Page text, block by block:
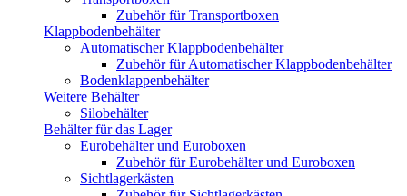
Zubehör für Transportboxen
Klappbodenbehälter
Automatischer Klappbodenbehälter
Zubehör für Automatischer Klappbodenbehälter
Bodenklappenbehälter
Weitere Behälter
Silobehälter
Behälter für das Lager
Eurobehälter und Euroboxen
Zubehör für Eurobehälter und Euroboxen
Sichtlagerkästen